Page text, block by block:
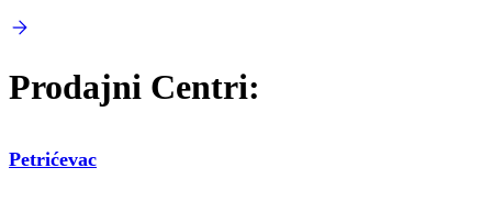
Prodajni Centri:
Petrićevac